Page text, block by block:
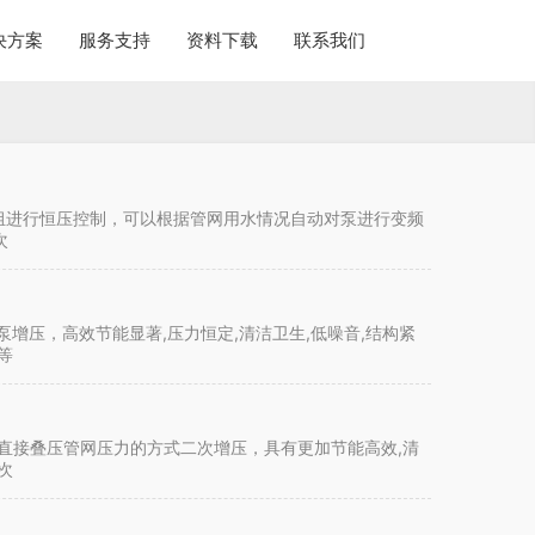
方案 服务支持 资料下载 联系我们
行恒压控制，可以根据管网用水情况自动对泵进行变频
压，高效节能显著,压力恒定,清洁卫生,低噪音,结构紧
接叠压管网压力的方式二次增压，具有更加节能高效,清